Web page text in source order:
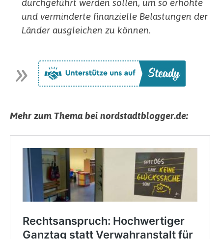
und verminderte finanzielle Belastungen der
Länder ausgleichen zu können.
Mehr zum Thema bei nordstadtblogger.de: